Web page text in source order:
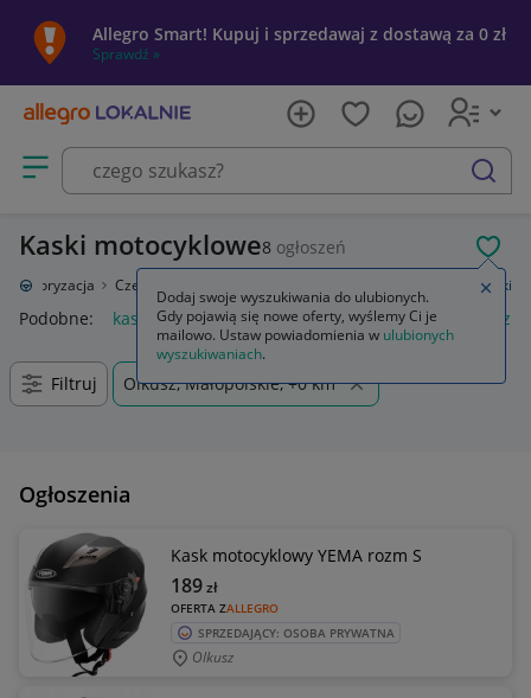
Allegro Smart! Kupuj i sprzedawaj z dostawą za 0 zł
Sprawdź »
Otwórz menu z kategoriami
szukaj
Kaski motocyklowe8 ogłoszeń
Motoryzacja Części i wyposażenie motocyklowe Kaski
Podobne: kaski kask full face kask na hulajnoge elektryczna
Filtruj Olkusz, Małopolskie, +0 km
Ogłoszenia
Kask motocyklowy YEMA rozm S
OFERTA ZALLEGRO
189zł
SPRZEDAJĄCY: OSOBA PRYWATNA
Olkusz
Dodaj swoje wyszukiwania do ulubionych.
Gdy pojawią się nowe oferty, wyślemy Ci je
mailowo. Ustaw powiadomienia w ulubionych
wyszukiwaniach.